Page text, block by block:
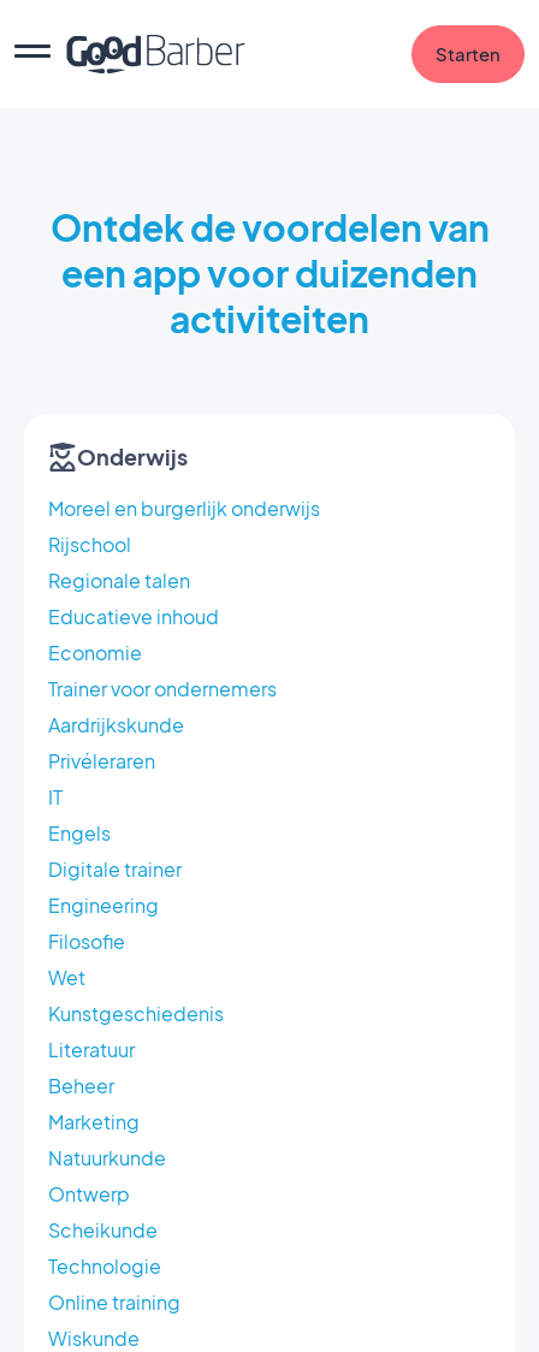
Starten
Ontdek de voordelen van
een app voor duizenden
activiteiten
Onderwijs
Moreel en burgerlijk onderwijs
Rijschool
Regionale talen
Educatieve inhoud
Economie
Trainer voor ondernemers
Aardrijkskunde
Privéleraren
IT
Engels
Digitale trainer
Engineering
Filosofie
Wet
Kunstgeschiedenis
Literatuur
Beheer
Marketing
Natuurkunde
Ontwerp
Scheikunde
Technologie
Online training
Wiskunde